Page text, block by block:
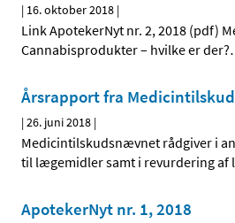
| 16. oktober 2018 |
Link ApotekerNyt nr. 2, 2018 (pdf)
Cannabisprodukter – hvilke er der?
Årsrapport fra
|26. juni 2018 |
Medicintilskudsnævnet rådgiver i
til lægemidler samt i revurdering
ApotekerNyt nr. 1, 2018